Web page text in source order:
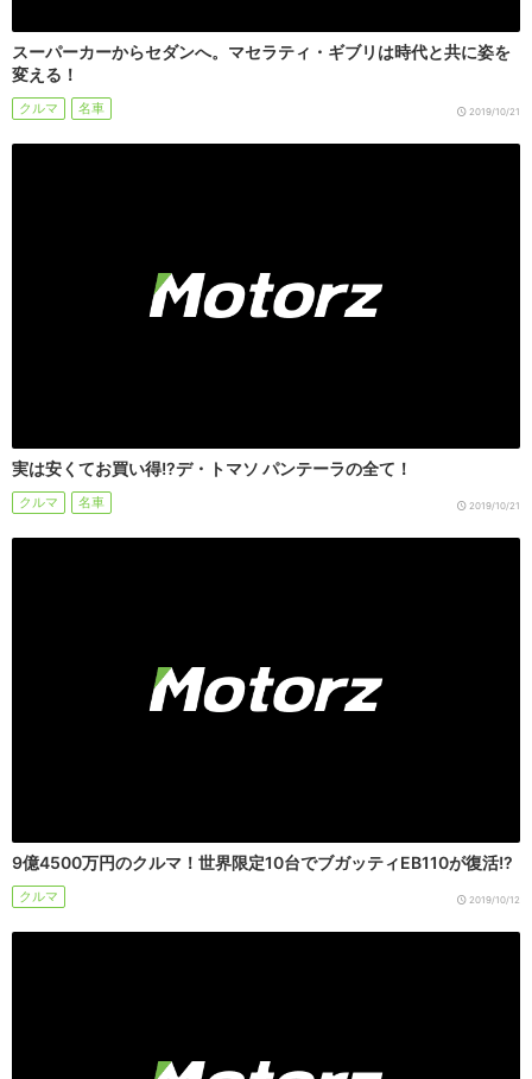
スーパーカーからセダンへ。マセラティ・ギブリは時代と共に姿を
変える！
クルマ 名車 2019/10/21
実は安くてお買い得!?デ・トマソ パンテーラの全て！
クルマ 名車 2019/10/21
9億4500万円のクルマ！世界限定10台でブガッティEB110が復活!?
クルマ 2019/10/12